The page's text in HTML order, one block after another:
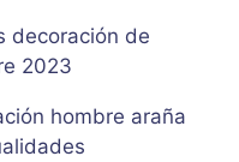
decoración de
2023
hombre araña